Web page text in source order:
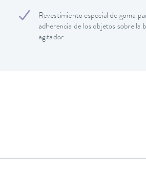
Revestimiento especial de goma
adherencia de los objetos sobre la
agitador